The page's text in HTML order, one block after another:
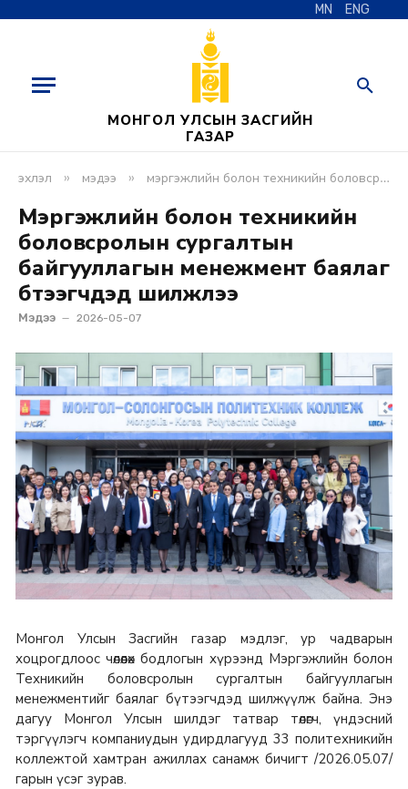
MN ENG
МОНГОЛ УЛСЫН ЗАСГИЙН
ГАЗАР
эхлэл » мэдээ » мэргэжлийн болон техникийн боловсролын сургалтын байгууллагын менежмент баялаг бүтээгчдэд шилжлээ
Мэргэжлийн болон техникийн
боловсролын сургалтын
байгууллагын менежмент баялаг
бүтээгчдэд шилжлээ
Мэдээ 2026-05-07
Монгол Улсын Засгийн газар мэдлэг, ур чадварын
хоцрогдлоос чөлөөлөх бодлогын хүрээнд Мэргэжлийн болон
Техникийн боловсролын сургалтын байгууллагын
менежментийг баялаг бүтээгчдэд шилжүүлж байна. Энэ
дагуу Монгол Улсын шилдэг татвар төлөгч, үндэсний
тэргүүлэгч компаниудын удирдлагууд 33 политехникийн
коллежтой хамтран ажиллах санамж бичигт /2026.05.07/
гарын үсэг зурав.